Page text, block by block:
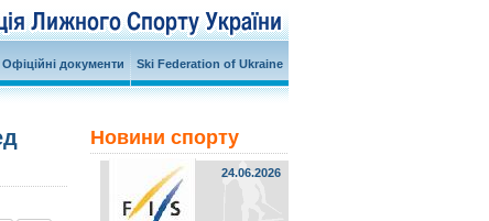
Офіційні документи Ski Federation of Ukraine
Новини спорту
24.06.2026